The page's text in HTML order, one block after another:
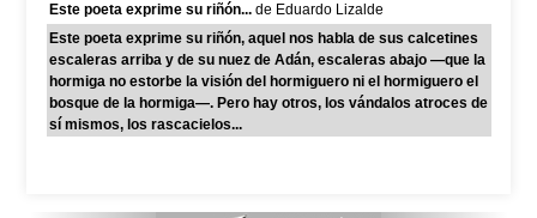
Este poeta exprime su riñón... de Eduardo Lizalde
Este poeta exprime su riñón, aquel nos habla de sus calcetines
escaleras arriba y de su nuez de Adán, escaleras abajo —que la
hormiga no estorbe la visión del hormiguero ni el hormiguero el
bosque de la hormiga—. Pero hay otros, los vándalos atroces de
sí mismos, los rascacielos...